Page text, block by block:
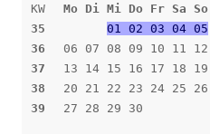
KW
35
36
37
38
39
Mo Di Mi Do Fr Sa So
01 02 03 04 05
06 07 08 09 10 11 12
13 14 15 16 17 18 19
20 21 22 23 24 25 26
27 28 29 30